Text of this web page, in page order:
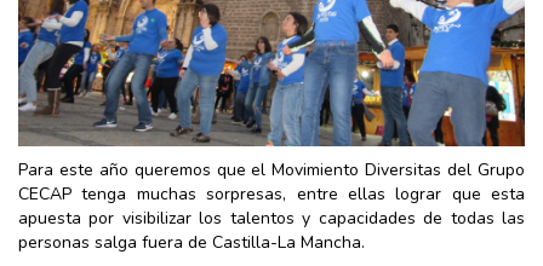
Para este año queremos que el Movimiento Diversitas del Grupo
CECAP tenga muchas sorpresas, entre ellas lograr que esta
apuesta por visibilizar los talentos y capacidades de todas las
personas salga fuera de Castilla-La Mancha.